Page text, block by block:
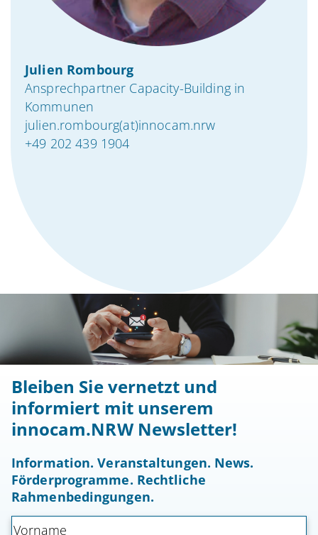
Julien Rombourg
Ansprechpartner Capacity-Building in
Kommunen
julien.rombourg(at)innocam.nrw
+49 202 439 1904
Bleiben Sie vernetzt und
informiert mit unserem
innocam.NRW Newsletter!
Information. Veranstaltungen. News.
Förderprogramme. Rechtliche
Rahmenbedingungen.